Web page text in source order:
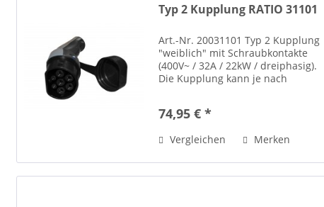
Typ 2 Kupplung RATIO 31101
Art.-Nr. 20031101 Typ 2 Kupplung
"weiblich" mit Schraubkontakte
(400V~ / 32A / 22kW / dreiphasig).
Die Kupplung kann je nach
beiliegenden Widerstände
74,95 € *
Vergleichen Merken